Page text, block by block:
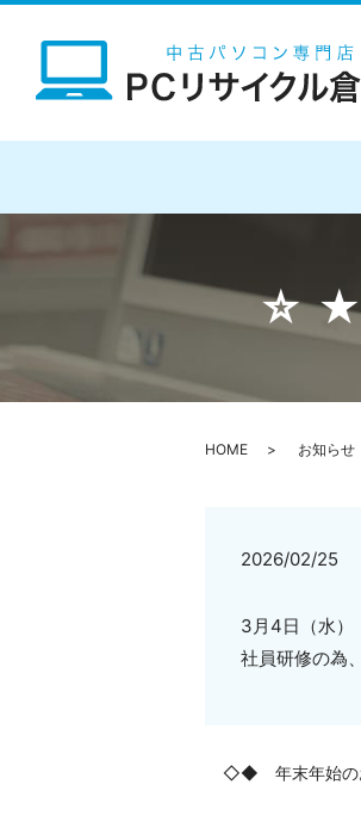
HOME お知らせ
2026/02/25
3月4日（水
社員研修の為
◇◆ 年末年始